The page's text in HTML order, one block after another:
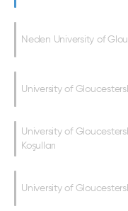
Neden University of
University of
University of
Koşulları
University of